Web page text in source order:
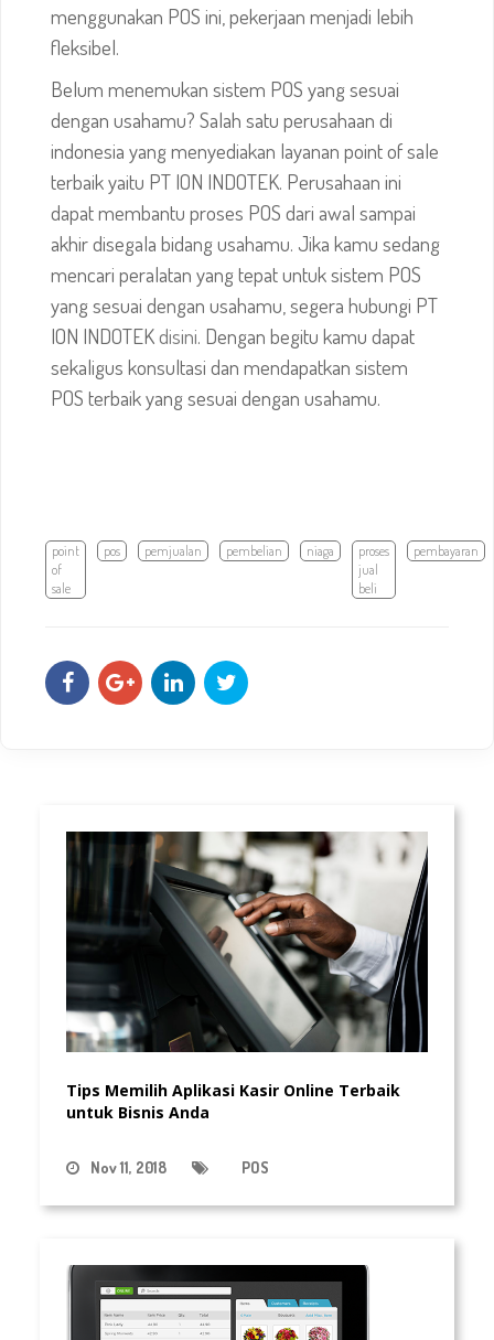
menggunakan POS ini, pekerjaan menjadi lebih
fleksibel.
Belum menemukan sistem POS yang sesuai
dengan usahamu? Salah satu perusahaan di
indonesia yang menyediakan layanan point of sale
terbaik yaitu PT ION INDOTEK. Perusahaan ini
dapat membantu proses POS dari awal sampai
akhir disegala bidang usahamu. Jika kamu sedang
mencari peralatan yang tepat untuk sistem POS
yang sesuai dengan usahamu, segera hubungi PT
ION INDOTEKdisini. Dengan begitu kamu dapat
sekaligus konsultasi dan mendapatkan sistem
POS terbaik yang sesuai dengan usahamu.
point
of
sale
pos pemjualan pembelian niaga
proses
jual
beli
pembayaran
Tips Memilih Aplikasi Kasir Online Terbaik
untuk Bisnis Anda
Nov 11, 2018 POS